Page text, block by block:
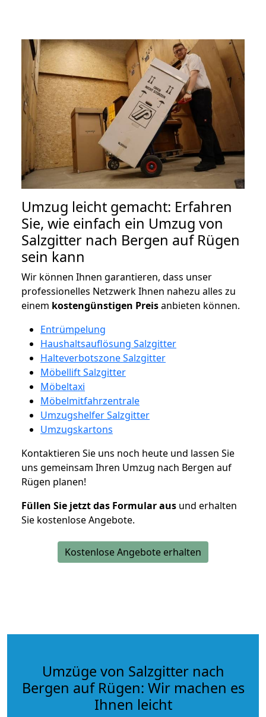
Umzug leicht gemacht: Erfahren
Sie, wie einfach ein Umzug von
Salzgitter nach Bergen auf Rügen
sein kann
Wir können Ihnen garantieren, dass unser
professionelles Netzwerk Ihnen nahezu alles zu
einem kostengünstigen Preisanbieten können.
Entrümpelung
Haushaltsauflösung Salzgitter
Halteverbotszone Salzgitter
Möbellift Salzgitter
Möbeltaxi
Möbelmitfahrzentrale
Umzugshelfer Salzgitter
Umzugskartons
Kontaktieren Sie uns noch heute und lassen Sie
uns gemeinsam Ihren Umzug nach Bergen auf
Rügen planen!
Füllen Sie jetzt das Formular aus und erhalten
Sie kostenlose Angebote.
Kostenlose Angebote erhalten
Umzüge von Salzgitter nach
Bergen auf Rügen: Wir machen es
Ihnen leicht